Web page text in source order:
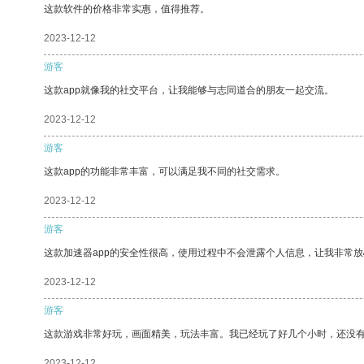
这款软件的价格非常实惠，值得推荐。
2023-12-12
游客
这款app就像我的社交平台，让我能够与志同道合的朋友一起交流。
2023-12-12
游客
这款app的功能非常丰富，可以满足我不同的社交需求。
2023-12-12
游客
这款加速器app的安全性很高，使用过程中不会泄露个人信息，让我非常放
2023-12-12
游客
这款游戏非常好玩，画面精美，玩法丰富。我已经玩了好几个小时，还没有